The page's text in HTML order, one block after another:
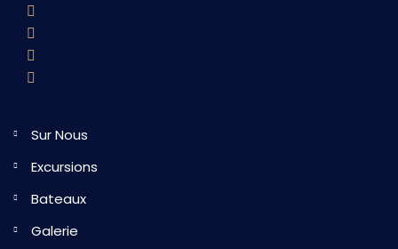
Sur Nous
Excursions
Bateaux
Galerie